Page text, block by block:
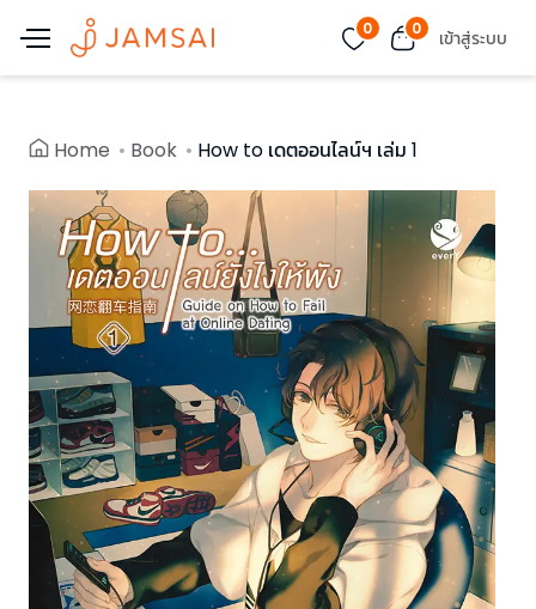
0 0 เข้าสู่ระบบ
Home Book How to เดตออนไลน์ฯ เล่ม 1